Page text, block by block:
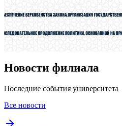
Новости филиала
Последние события университета
Все новости